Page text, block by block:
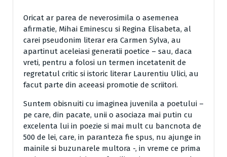
Oricat ar parea de neverosimila o asemenea
afirmatie, Mihai Eminescu si Regina Elisabeta, al
carei pseudonim literar era Carmen Sylva, au
apartinut aceleiasi generatii poetice – sau, daca
vreti, pentru a folosi un termen incetatenit de
regretatul critic si istoric literar Laurentiu Ulici, au
facut parte din aceeasi promotie de scriitori.
Suntem obisnuiti cu imaginea juvenila a poetului –
pe care, din pacate, unii o asociaza mai putin cu
excelenta lui in poezie si mai mult cu bancnota de
500 de lei, care, in paranteza fie spus, nu ajunge in
mainile si buzunarele multora -, in vreme ce prima